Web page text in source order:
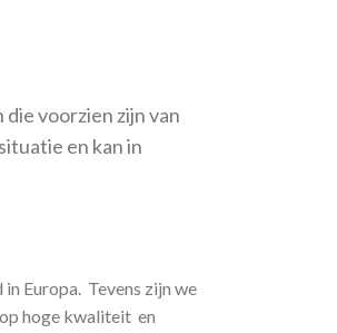
voorzien zijn van
en kan in
Europa. Tevens zijn we
hoge kwaliteit en